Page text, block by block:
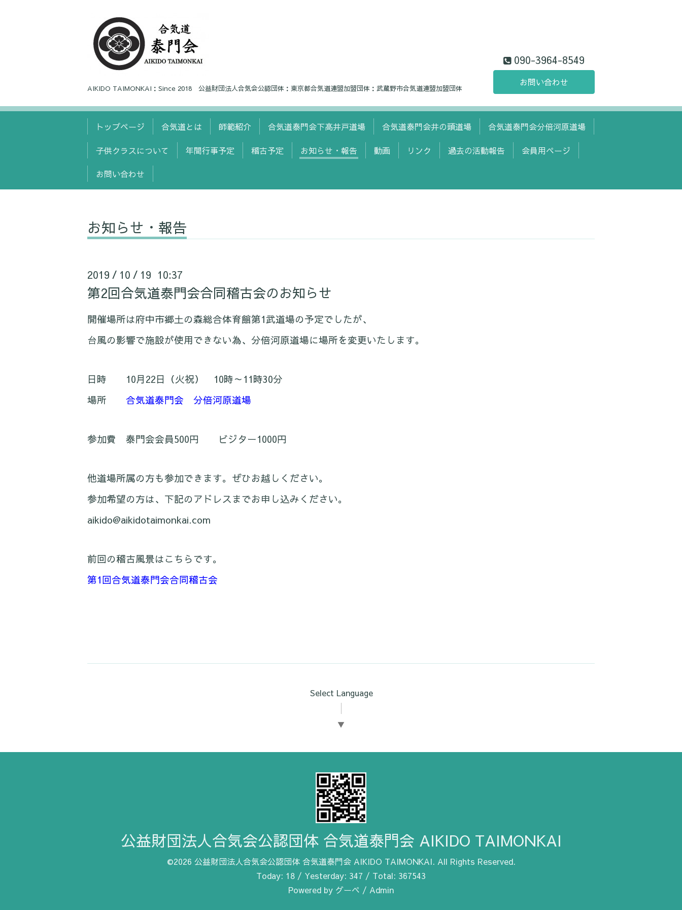
AIKIDO TAIMONKAI：Since 2018 公益財団法人合気会公認団体：東京都合気道連盟加盟団体：武蔵野市合気道連盟加盟団体
090-3964-8549
お問い合わせ
トップページ 合気道とは 師範紹介 合気道泰門会下高井戸道場 合気道泰門会井の頭道場 合気道泰門会分倍河原道場
子供クラスについて 年間行事予定 稽古予定 お知らせ・報告 動画 リンク 過去の活動報告 会員用ページ
お問い合わせ
お知らせ・報告
2019 / 10 / 19 10:37
第2回合気道泰門会合同稽古会のお知らせ
開催場所は府中市郷土の森総合体育館第1武道場の予定でしたが、
台風の影響で施設が使用できない為、分倍河原道場に場所を変更いたします。
日時 10月22日（火祝） 10時～11時30分
場所 合気道泰門会 分倍河原道場
参加費 泰門会会員500円 ビジター1000円
他道場所属の方も参加できます。ぜひお越しください。
参加希望の方は、下記のアドレスまでお申し込みください。
aikido@aikidotaimonkai.com
前回の稽古風景はこちらです。
第1回合気道泰門会合同稽古会
Select Language
▼
公益財団法人合気会公認団体 合気道泰門会 AIKIDO TAIMONKAI
©2026 公益財団法人合気会公認団体 合気道泰門会 AIKIDO TAIMONKAI. All Rights Reserved.
Today: 18 / Yesterday: 347 / Total: 367543
Powered by グーペ / Admin